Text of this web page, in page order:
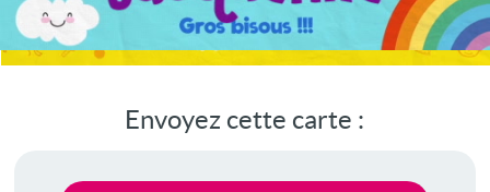
la
vidéo
Envoyez cette carte :